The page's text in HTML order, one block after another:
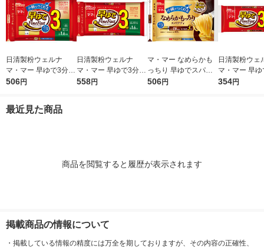
日清製粉ウェルナ
マ・マー 早ゆで3分ス
パゲティ2/3サイズ1.6
506円
日清製粉ウェルナ
マ・マー 早ゆで3分ス
パゲティ 1.6mm チャ
558円
マ・マー なめらかも
っちり 早ゆでスパゲ
ティ 2/3サイズ チャッ
506円
日清製粉ウェ
マ・マー 早
ゲティ
354円
最近見た商品
商品を閲覧すると履歴が表示されます
掲載商品の情報について
・ 掲載している情報の精度には万全を期しておりますが、その内容の正確性、